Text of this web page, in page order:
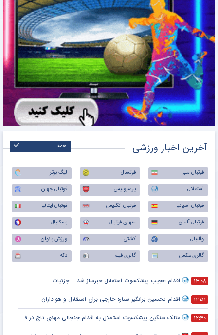
آخرین اخبار ورزشی همه
فوتبال ملی فوتسال
لیگ برتر
استقلال
پرسپولیس
فوتبال جهان
فوتبال اسپانیا
فوتبال انگلیس
فوتبال ایتالیا
فوتبال آلمان
منهای فوتبال
بسکتبال
والیبال
کشتی
ورزش بانوان
گالری عکس
گالری فیلم دکه
۱۳:۰۸ اقدام عجیب پیشکسوت استقلال خبرساز شد + جزئیات
۱۲:۵۱ اقدام تحسین برانگیز ستاره خارجی برای استقلال و هواداران
۱۲:۴۰ متلک سنگین پیشکسوت استقلال به اقدام جنجالی مهدی تاج در فدراسیون فوتبال